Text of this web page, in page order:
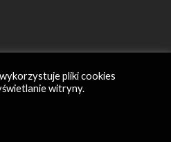
pliki cookies
witryny.